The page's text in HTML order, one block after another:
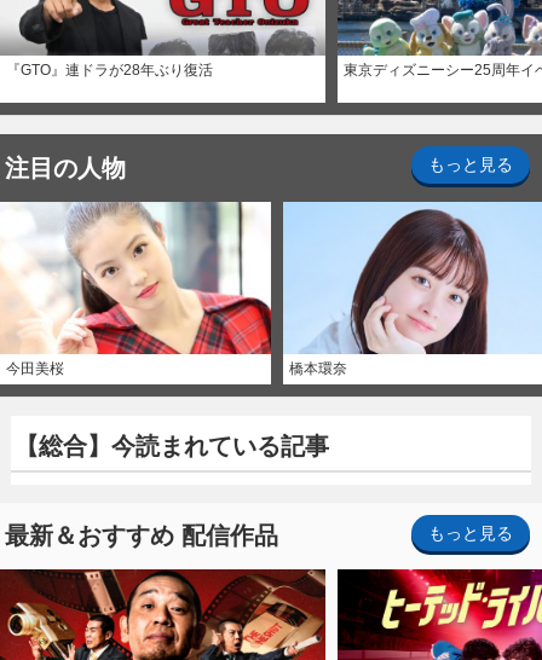
『GTO』連ドラが28年ぶり復活 東京ディズニーシー25周年イ
注目の人物 もっと見る
今田美桜 橋本環奈
【総合】今読まれている記事
最新＆おすすめ 配信作品 もっと見る